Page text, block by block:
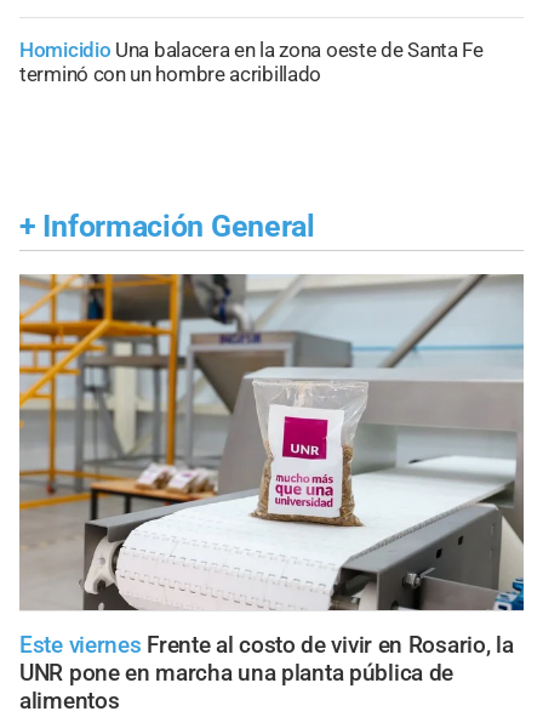
Homicidio Una balacera en la zona oeste de Santa Fe
terminó con un hombre acribillado
+ Información General
Este viernes Frente al costo de vivir en Rosario, la
UNR pone en marcha una planta pública de
alimentos